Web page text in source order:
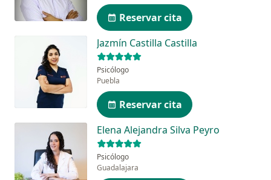
Reservar cita
Jazmín Castilla Castilla
Psicólogo
Puebla
Reservar cita
Elena Alejandra Silva Peyro
Psicólogo
Guadalajara